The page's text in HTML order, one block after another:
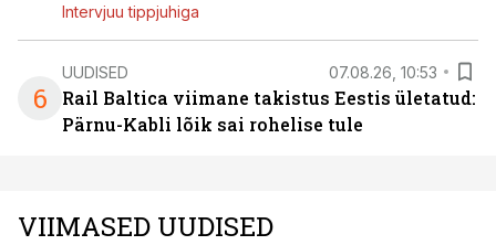
Intervjuu tippjuhiga
6
UUDISED 07.08.26, 10:53
Rail Baltica viimane takistus Eestis ületatud:
Pärnu-Kabli lõik sai rohelise tule
VIIMASED UUDISED